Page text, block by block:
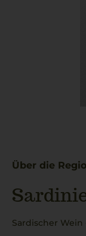
Über die
Sardischer